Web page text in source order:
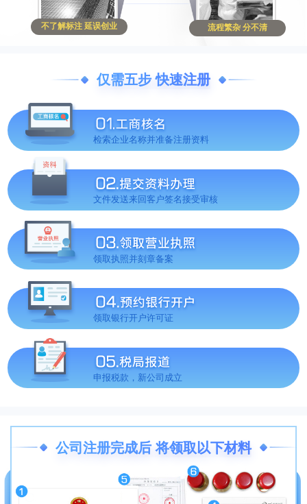
不了解标注 延误创业 流程繁杂 分不清
仅需五步 快速注册
检索企业名称并准备注册资料
文件发送来回客户签名接受审核
领取执照并刻章备案
领取银行开户许可证
申报税款，新公司成立
公司注册完成后 将领取以下材料